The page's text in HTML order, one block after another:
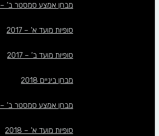
מבחן אמצע סמסטר ב’ – 2017
סופיות מועד א’ – 2017
סופיות מועד ב’ – 2017
מבחן ביניים 2018
מבחן אמצע סמסטר ב’ – 2018
סופיות מועד א’ – 2018